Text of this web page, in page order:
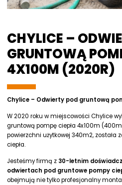
CHYLICE –
GRUNTOWĄ
4X100M (2020R)
Chylice – Odwierty pod gruntową
W 2020 roku w miejscowości Chylice
gruntową pompę ciepła 4x100m
powierzchni użytkowej 340m2,
ciepła.
Jesteśmy firmą z 30-letnim
odwiertach pod gruntowe pompy
obejmują nie tylko profesjonalny